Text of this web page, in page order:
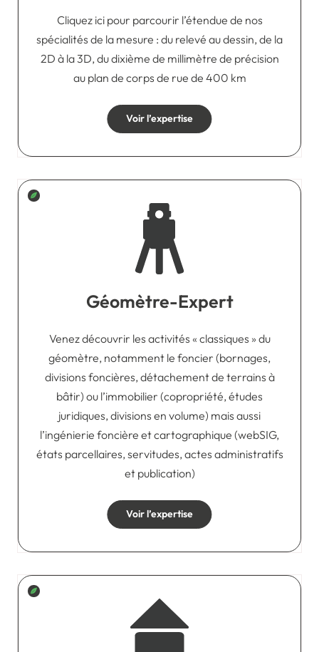
Cliquez ici pour parcourir l’étendue de nos
spécialités de la mesure : du relevé au dessin, de la
2D à la 3D, du dixième de millimètre de précision
au plan de corps de rue de 400 km
Voir l’expertise
Géomètre-Expert
Venez découvrir les activités « classiques » du
géomètre, notamment le foncier (bornages,
divisions foncières, détachement de terrains à
bâtir) ou l’immobilier (copropriété, études
juridiques, divisions en volume) mais aussi
l’ingénierie foncière et cartographique (webSIG,
états parcellaires, servitudes, actes administratifs
et publication)
Voir l’expertise